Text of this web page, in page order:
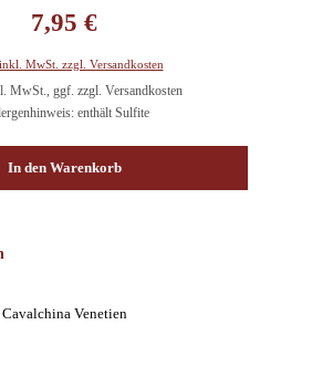
7,95 €
MwSt. zzgl. Versandkosten
MwSt., ggf. zzgl. Versandkosten
enthält Sulfite
In den Warenkorb